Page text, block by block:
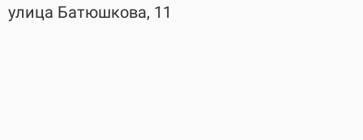
улица Батюшкова, 11